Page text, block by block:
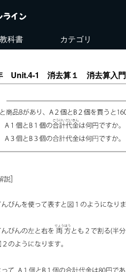
イン
教科書 カテゴリ
Unit.4-1 消去算１ 消去算入門